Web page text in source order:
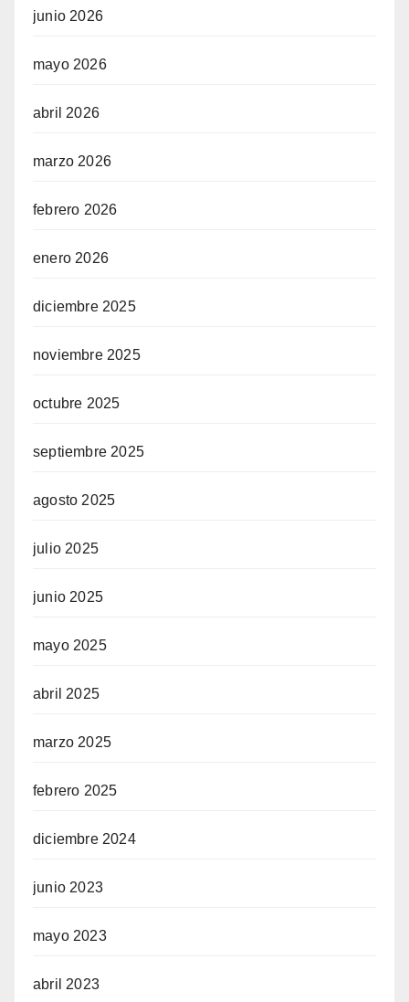
junio 2026
mayo 2026
abril 2026
marzo 2026
febrero 2026
enero 2026
diciembre 2025
noviembre 2025
octubre 2025
septiembre 2025
agosto 2025
julio 2025
junio 2025
mayo 2025
abril 2025
marzo 2025
febrero 2025
diciembre 2024
junio 2023
mayo 2023
abril 2023